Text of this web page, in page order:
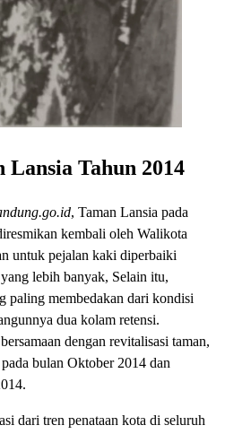
Lansia Tahun 2014
, Taman Lansia pada
kembali oleh Walikota
untuk pejalan kaki diperbaiki
lebih banyak, Selain itu,
paling membedakan dari kondisi
dua kolam retensi.
dengan revitalisasi taman,
bulan Oktober 2014 dan
dari tren penataan kota di seluruh